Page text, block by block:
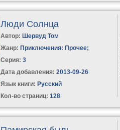
Люди Солнца
Автор: Шервуд Том
Жанр: Приключения: Прочее;
Серия:3
Дата добавления: 2013-09-26
Язык книги: Русский
Кол-во страниц: 128